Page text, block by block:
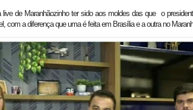
de Maranhãozinho ter sido aos moldes das que o
com a diferença que uma é feita em Brasília e a outra no